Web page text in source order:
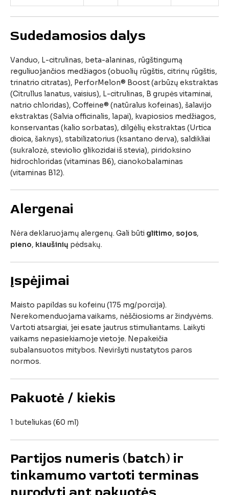
Sudedamosios dalys
Vanduo, L-citrulinas, beta-alaninas, rūgštingumą
reguliuojančios medžiagos (obuolių rūgštis, citrinų rūgštis,
trinatrio citratas), PerforMelon® Boost (arbūzų ekstraktas
(Citrullus lanatus, vaisius), L-citrulinas, B grupės vitaminai,
natrio chloridas), Coffeine® (natūralus kofeinas), šalavijo
ekstraktas (Salvia officinalis, lapai), kvapiosios medžiagos,
konservantas (kalio sorbatas), dilgėlių ekstraktas (Urtica
dioica, šaknys), stabilizatorius (ksantano derva), saldikliai
(sukralozė, steviolio glikozidaiišstevia), piridoksino
hidrochloridas (vitaminas B6), cianokobalaminas
(vitaminas B12).
Alergenai
Nėra deklaruojamų alergenų. Gali būti glitimo, sojos,
pieno, kiaušinių pėdsakų.
Įspėjimai
Maisto papildas su kofeinu (175 mg/porcija).
Nerekomenduojama vaikams, nėščiosioms aržindyvėms.
Vartotiatsargiai, jeiesate jautrus stimuliantams. Laikyti
vaikams nepasiekiamoje vietoje. Nepakeičia
subalansuotos mitybos. Neviršyti nustatytos paros
normos.
Pakuotė / kiekis
1 buteliukas (60 ml)
Partijos numeris (batch) ir
tinkamumovartoti terminas